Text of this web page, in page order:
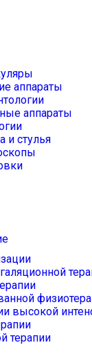
аппараты
аппараты
и стулья
высокой
терапии